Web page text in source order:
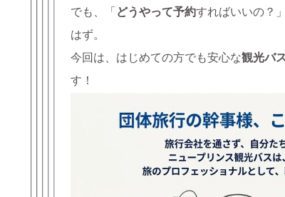
でも、「 どうやって予約すればいいの？
はず。
今回は、はじめての方でも安心な観光バ
す！